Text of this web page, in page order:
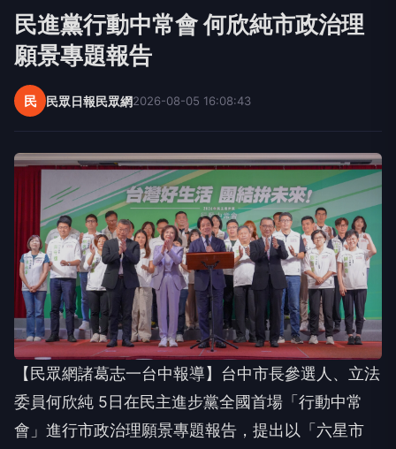
民進黨行動中常會 何欣純市政治理
願景專題報告
民 民眾日報民眾網2026-08-05 16:08:43
【民眾網諸葛志一台中報導】台中市長參選人、立法
委員何欣純 5日在民主進步黨全國首場「行動中常
會」進行市政治理願景專題報告，提出以「六星市